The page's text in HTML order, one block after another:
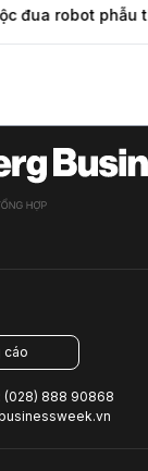
đua robot phẫu
cáo
(028) 888 90868